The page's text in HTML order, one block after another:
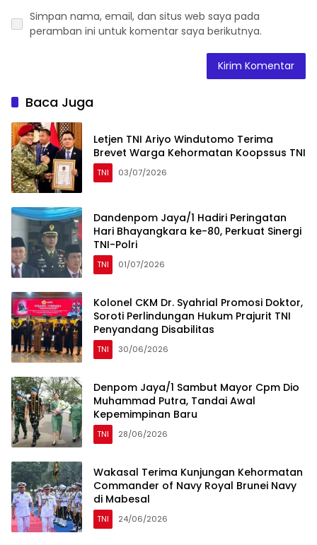
Simpan nama, email, dan situs web saya pada
peramban ini untuk komentar saya berikutnya.
Baca Juga
Letjen TNI Ariyo Windutomo Terima
Brevet Warga Kehormatan Koopssus TNI
TNI 03/07/2026
Dandenpom Jaya/1 Hadiri Peringatan
Hari Bhayangkara ke-80, Perkuat Sinergi
TNI-Polri
TNI 01/07/2026
Kolonel CKM Dr. Syahrial Promosi Doktor,
Soroti Perlindungan Hukum Prajurit TNI
Penyandang Disabilitas
TNI 30/06/2026
Denpom Jaya/1 Sambut Mayor Cpm Dio
Muhammad Putra, Tandai Awal
Kepemimpinan Baru
TNI 28/06/2026
Wakasal Terima Kunjungan Kehormatan
Commander of Navy Royal Brunei Navy
di Mabesal
TNI 24/06/2026